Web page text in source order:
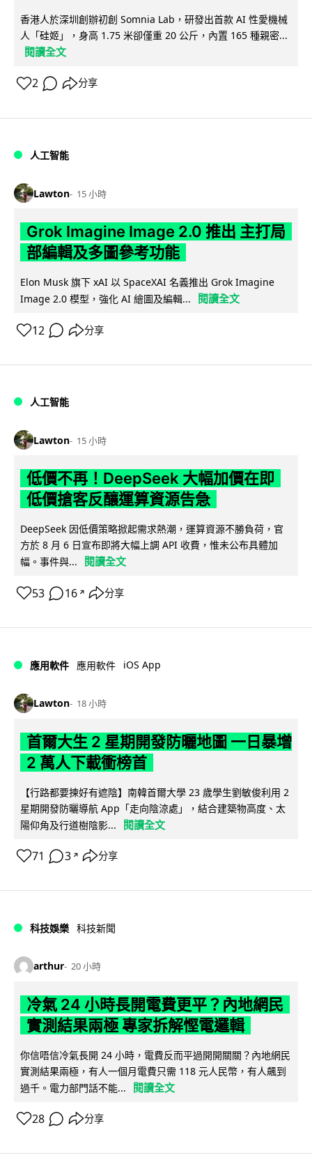
香港人於深圳創辦初創 Somnia Lab，研發出首款 AI 性愛機械
人「硅姬」，身高 1.75 米卻僅重 20 公斤，內置 165 種親密...
閱讀全文
2 分享
人工智能
Lawton 15 小時
Grok Imagine Image 2.0 推出 主打局
部編輯及多圖參考功能
Elon Musk 旗下 xAI 以 SpaceXAI 名義推出 Grok Imagine
Image 2.0 模型，強化 AI 繪圖及編輯...
閱讀全文
12 分享
人工智能
Lawton 15 小時
低價不再！DeepSeek 大幅加價在即
低價搶客反釀運算資源告急
DeepSeek 因低價策略掀起需求熱潮，運算資源不勝負荷，官
方於 8 月 6 日宣布即將大幅上調 API 收費，惟未公布具體加
幅。事件與...
閱讀全文
53 16 ↗ 分享
應用軟件 應用軟件 iOS App
Lawton 18 小時
首爾大生 2 星期開發防曬地圖 一日暴增
2 萬人下載衝榜首
【行路都要揀好有遮陰】南韓首爾大學 23 歲學生劉敏俊利用 2
星期開發防曬導航 App「走向陰涼處」，結合建築物高度、太
陽仰角及行道樹陰影...
閱讀全文
71 3 ↗ 分享
科技娛樂 科技新聞
arthur 20 小時
冷氣 24 小時長開電費更平？內地網民
實測結果兩極 專家拆解慳電邏輯
你信唔信冷氣長開 24 小時，電費反而平過開開關關？內地網民
實測結果兩極，有人一個月電費只需 118 元人民幣，有人飆到
過千。電力部門話不能...
閱讀全文
28 分享